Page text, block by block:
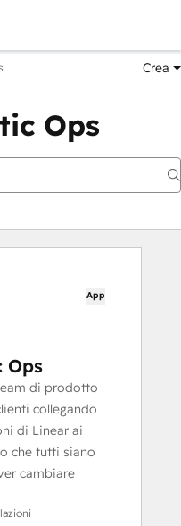
Crea
Ops
App
Ops
di prodotto
collegando
di Linear ai
che tutti siano
cambiare